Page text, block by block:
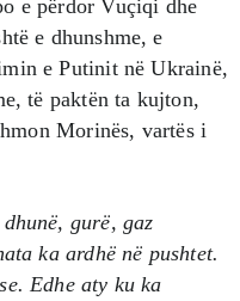
e përdor Vuçiqi dhe
e dhunshme, e
e Putinit në Ukrainë,
të paktën ta kujton,
Morinës, vartës i
gurë, gaz
ka ardhë në pushtet.
Edhe aty ku ka